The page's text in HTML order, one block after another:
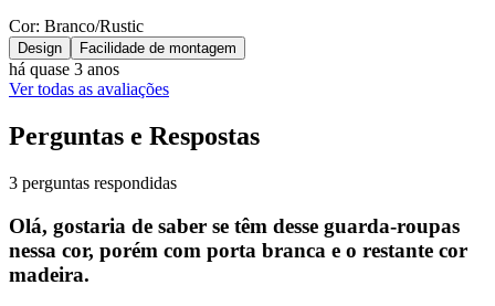
Cor: Branco/Rustic
Design Facilidade de montagem
há quase 3 anos
Ver todas as avaliações
Perguntas e Respostas
3 perguntas respondidas
Olá, gostaria de saber se têm desse guarda-roupas
nessa cor, porém com porta branca e o restante cor
madeira.